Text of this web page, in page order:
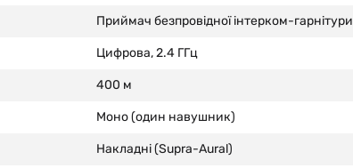
Приймач безпровідної інтерком-гарнітури
Цифрова, 2.4 ГГц
400 м
Моно (один навушник)
Накладні (Supra-Aural)